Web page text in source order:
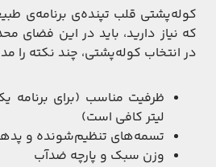
کوله‌پشتی قلب تپنده‌ی برنامه‌ی
که نیاز دارید، باید در این فضای
در انتخاب کوله‌پشتی، چند نکته را
لیتر کافی است)
تسمه‌های تنظیم‌شونده و
وزن سبک و پارچه ضدآب